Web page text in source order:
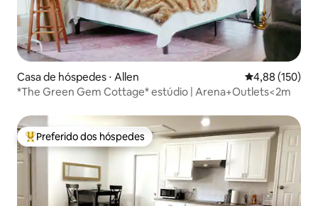
Casa de hóspedes ⋅ Allen 4,88 de uma
4,88 (150)
*The Green Gem Cottage* estúdio | Arena+Outlets<2m
Entre os melhores preferidos dos hóspedes
Preferido dos hóspedes